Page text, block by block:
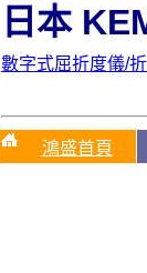
日本
數字式屈折度儀/
鴻盛首頁